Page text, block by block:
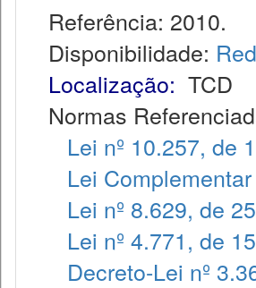
Referência: 2010.
Disponibilidade:
Localização: TCD
Normas
Lei nº 10.257, de
Lei
Lei nº 8.629, de
Lei nº 4.771, de
Decreto-Lei nº